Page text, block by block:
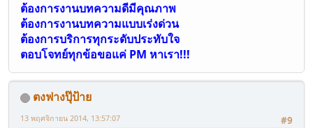
ต้องการงานบทความดีมีคุณภาพ
ต้องการงานบทความแบบเร่งด่วน
ต้องการบริการทุกระดับประทับใจ
ตอบโจทย์ทุกข้อขอแค่ PM หาเรา!!!
ตงฟางปุ๊ป้าย
#9
13 พฤศจิกายน 2014, 13:57:07